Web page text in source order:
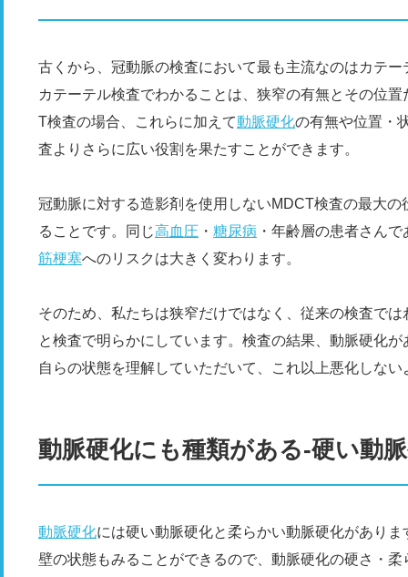
古くから、冠動脈の検査において最も主流なのはカテ
カテーテル検査でわかることは、狭窄の有無とその位
T検査の場合、これらに加えて動脈硬化の有無や位置・
査よりさらに広い役割を果たすことができます。
冠動脈に対する造影剤を使用しないMDCT検査の最大
ることです。同じ高血圧 ・ 糖尿病 ・年齢層の患者さん
筋梗塞へのリスクは大きく変わります。
そのため、私たちは狭窄だけではなく、従来の検査で
と検査で明らかにしています。検査の結果、動脈硬化
自らの状態を理解していただいて、これ以上悪化しな
動脈硬化にも種類がある-硬い動
動脈硬化には硬い動脈硬化と柔らかい動脈硬化があり
壁の状態もみることができるので、動脈硬化の硬さ・